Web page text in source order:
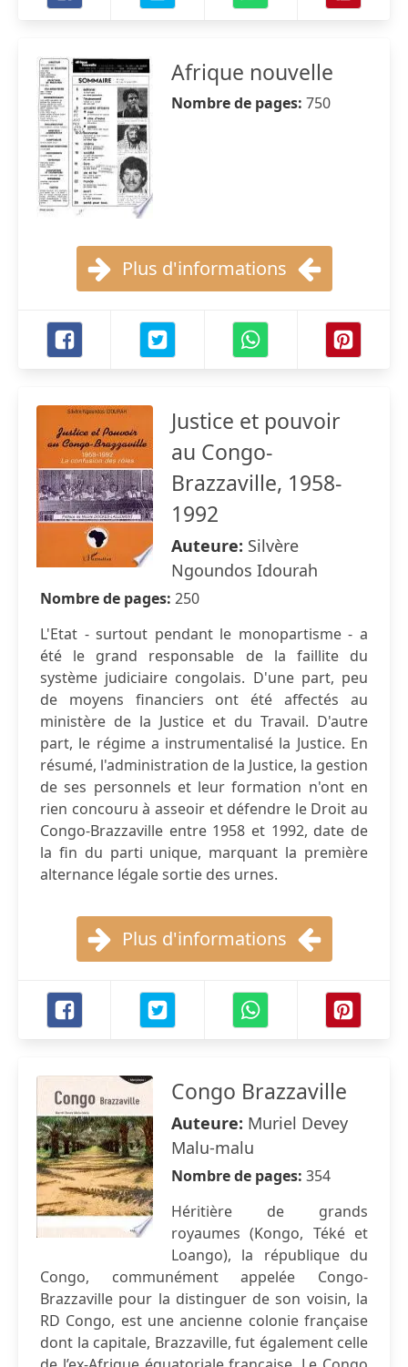
Afrique nouvelle
Nombre de pages: 750
Plus d'informations
Justice et pouvoir
au Congo-
Brazzaville, 1958-
1992
Auteure: Silvère
Ngoundos Idourah
Nombre de pages: 250
L'Etat - surtout pendant le monopartisme - a
été le grand responsable de la faillite du
système judiciaire congolais. D'une part, peu
de moyens financiers ont été affectés au
ministère de la Justice et du Travail. D'autre
part, le régime a instrumentalisé la Justice. En
résumé, l'administration de la Justice, la gestion
de ses personnels et leur formation n'ont en
rien concouru à asseoir et défendre le Droit au
Congo-Brazzaville entre 1958 et 1992, date de
la fin du parti unique, marquant la première
alternance légale sortie des urnes.
Plus d'informations
Congo Brazzaville
Auteure: Muriel Devey
Malu-malu
Nombre de pages: 354
Héritière de grands
royaumes (Kongo, Téké et
Loango), la république du
Congo, communément appelée Congo-
Brazzaville pour la distinguer de son voisin, la
RD Congo, est une ancienne colonie française
dont la capitale, Brazzaville, fut également celle